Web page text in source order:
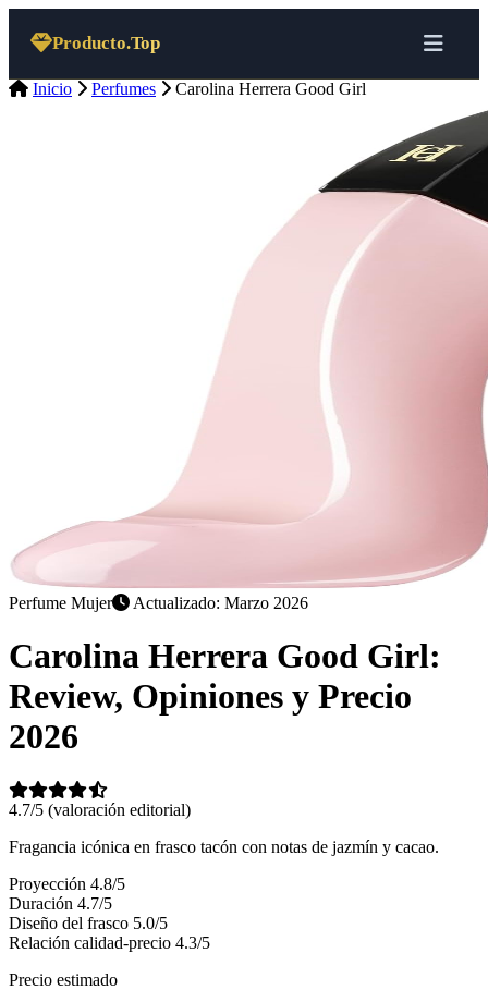
Producto.Top
Inicio Perfumes Carolina Herrera Good Girl
Perfume Mujer Actualizado: Marzo 2026
Carolina Herrera Good Girl:
Review, Opiniones y Precio
2026
4.7/5 (valoración editorial)
Fragancia icónica en frasco tacón con notas de jazmín y cacao.
Proyección 4.8/5
Duración 4.7/5
Diseño del frasco 5.0/5
Relación calidad-precio 4.3/5
Precio estimado